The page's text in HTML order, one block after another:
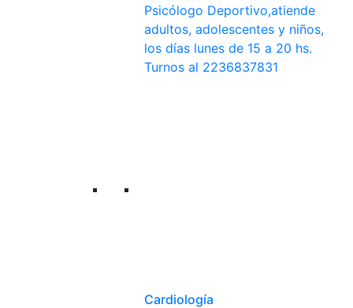
Psicólogo Deportivo,atiende
adultos, adolescentes y niños,
los días lunes de 15 a 20 hs.
Turnos al 2236837831
Cardiología